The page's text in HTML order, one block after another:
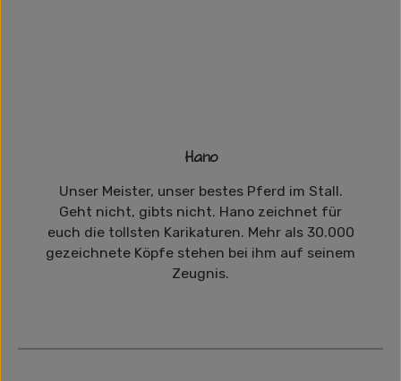
Hano
Unser Meister, unser bestes Pferd im Stall.
Geht nicht, gibts nicht. Hano zeichnet für
euch die tollsten Karikaturen. Mehr als 30.000
gezeichnete Köpfe stehen bei ihm auf seinem
Zeugnis.